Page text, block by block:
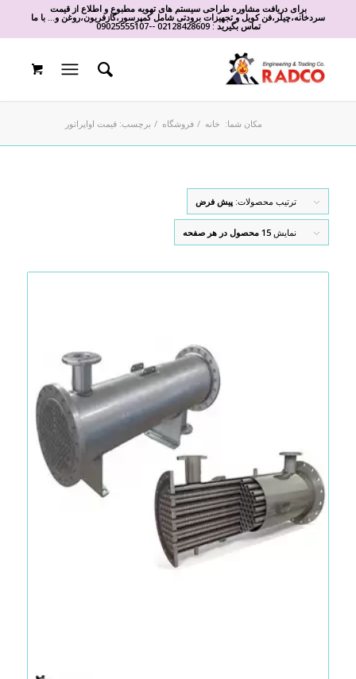
برای دریافت مشاوره طراحی سیستم های تهویه مطبوع و اطلاع از قیمت
سردخانه،چیلر،فن کویل و تجهیزات برودتی شامل کمپرسور،گازفریون،روغن و... با ما
تماس بگیرید :02128428609
-
-
09025555107
مکان شما: خانه / فروشگاه / برچسب: قیمت اواپراتور
ترتیب محصولات: پیش فرض
نمایش 15 محصول در هر صفحه